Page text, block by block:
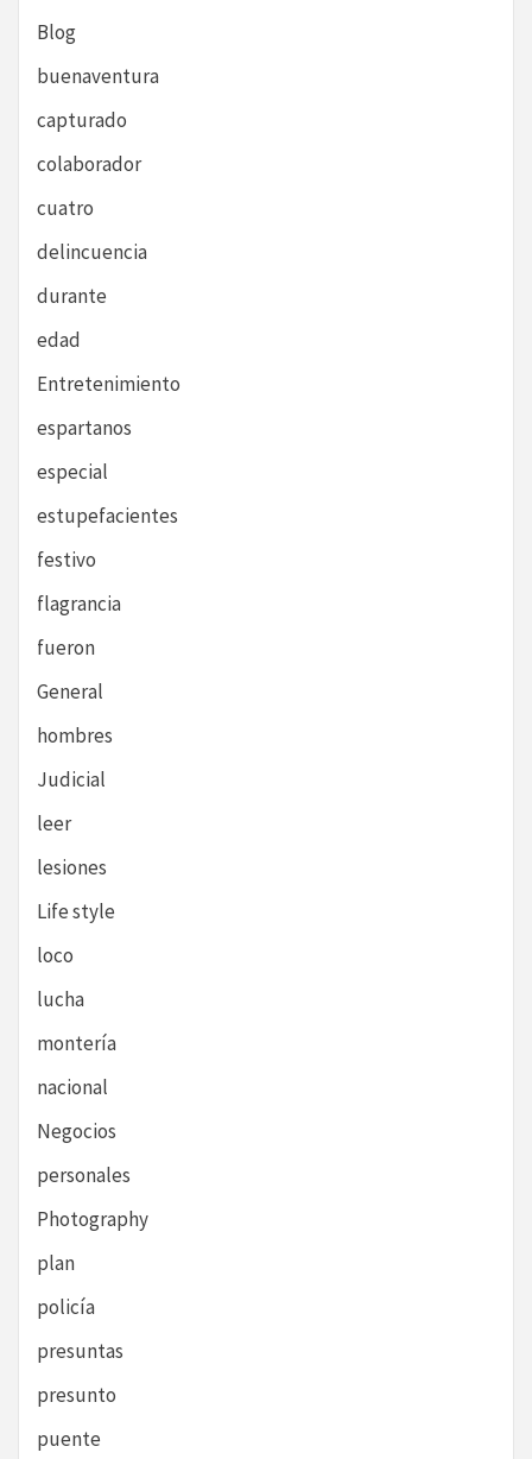
Blog
buenaventura
capturado
colaborador
cuatro
delincuencia
durante
edad
Entretenimiento
espartanos
especial
estupefacientes
festivo
flagrancia
fueron
General
hombres
Judicial
leer
lesiones
Life style
loco
lucha
montería
nacional
Negocios
personales
Photography
plan
policía
presuntas
presunto
puente